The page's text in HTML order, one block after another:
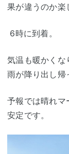
果が違うのか楽
6時に到着。
気温も暖かくな
雨が降り出し帰
予報では晴れマ
安定です。